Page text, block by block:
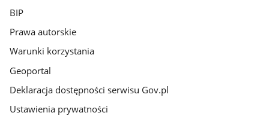
BIP
Prawa autorskie
Warunki korzystania
Geoportal
Deklaracja dostępności serwisu Gov.pl
Ustawienia prywatności